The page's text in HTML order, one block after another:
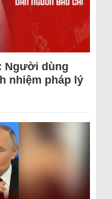
Người dùng
nhiệm pháp lý